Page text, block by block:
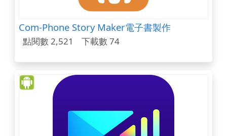
Com-Phone Story Maker電子書製作
點閱數 2,521 下載數 74